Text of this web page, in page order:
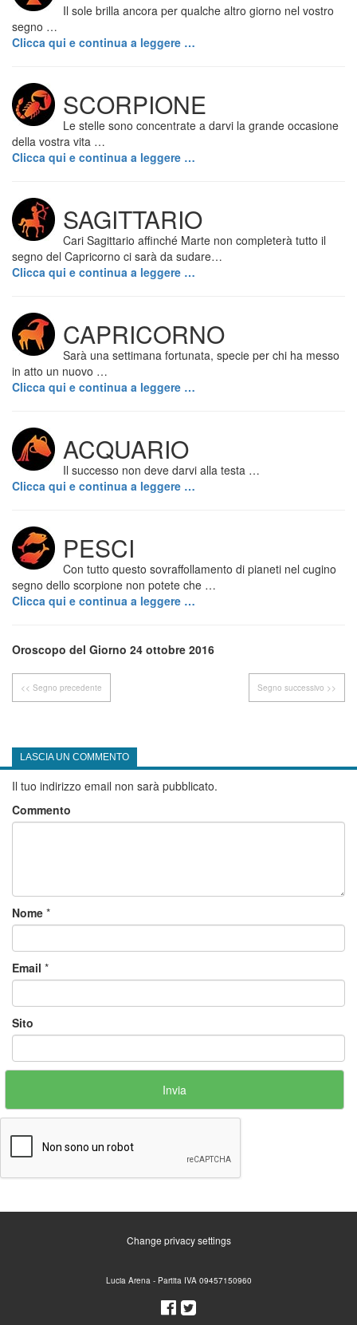
Il sole brilla ancora per qualche altro giorno nel vostro
segno …
Clicca qui e continua a leggere …
SCORPIONE
Le stelle sono concentrate a darvi la grande occasione
della vostra vita …
Clicca qui e continua a leggere …
SAGITTARIO
Cari Sagittario affinché Marte non completerà tutto il
segno del Capricorno ci sarà da sudare…
Clicca qui e continua a leggere …
CAPRICORNO
Sarà una settimana fortunata, specie per chi ha messo
in atto un nuovo …
Clicca qui e continua a leggere …
ACQUARIO
Il successo non deve darvi alla testa …
Clicca qui e continua a leggere …
PESCI
Con tutto questo sovraffollamento di pianeti nel cugino
segno dello scorpione non potete che …
Clicca qui e continua a leggere …
Oroscopo del Giorno 24 ottobre 2016
<< Segno precedente Segno successivo >>
LASCIA UN COMMENTO
Il tuo indirizzo email non sarà pubblicato.
Commento
Nome *
Email *
Sito
Change privacy settings
Lucia Arena - Partita IVA 09457150960